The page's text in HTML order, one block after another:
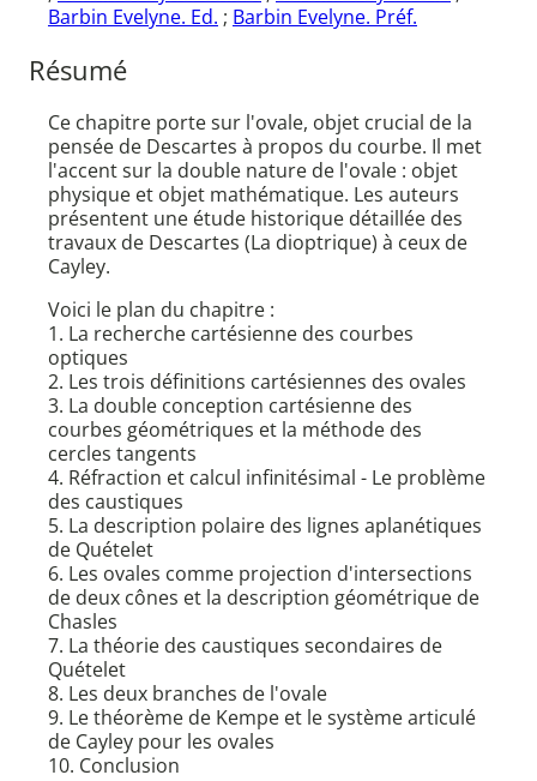
Barbin Evelyne. Ed. ; Barbin Evelyne. Préf.
Résumé
Ce chapitre porte sur l'ovale, objet crucial de la
pensée de Descartes à propos du courbe. Il met
l'accent sur la double nature de l'ovale : objet
physique et objet mathématique. Les auteurs
présentent une étude historique détaillée des
travaux de Descartes (La dioptrique) à ceux de
Cayley.
Voici le plan du chapitre :
1. La recherche cartésienne des courbes
optiques
2. Les trois définitions cartésiennes des ovales
3. La double conception cartésienne des
courbes géométriques et la méthode des
cercles tangents
4. Réfraction et calcul infinitésimal - Le problème
des caustiques
5. La description polaire des lignes aplanétiques
de Quételet
6. Les ovales comme projection d'intersections
de deux cônes et la description géométrique de
Chasles
7. La théorie des caustiques secondaires de
Quételet
8. Les deux branches de l'ovale
9. Le théorème de Kempe et le système articulé
de Cayley pour les ovales
10. Conclusion